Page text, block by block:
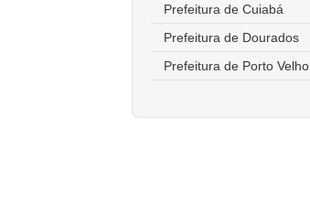
Prefeitura de Cuiabá
Prefeitura de Dourados
Prefeitura de Porto Velho